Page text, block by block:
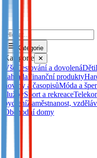
Kategorie
Kategorie ✕
Vše Cestování a dovolenáDěti
zahradaFinanční produkty
noviny a časopisůMóda a
službySport a rekreace
bydleníZaměstnanost,
Obchodní domy